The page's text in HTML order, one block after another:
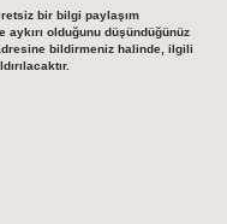
bir bilgi paylaşım
olduğunu düşündüğünüz
bildirmeniz halinde, ilgili